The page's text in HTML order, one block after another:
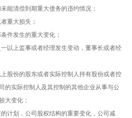
能清偿到期重大债务的违约情况；
重大损失；
件发生的重大变化；
一以上监事或者经理发生变动，董事长或者经
上股份的股东或者实际控制人持有股份或者控
的实际控制人及其控制的其他企业从事与公
大变化；
的计划，公司股权结构的重要变化，公司减